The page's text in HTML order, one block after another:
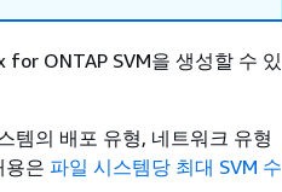
for ONTAP SVM을 생성할 수 있
템의 배포 유형, 네트워크 유형
용은 파일 시스템당 최대 SVM 수